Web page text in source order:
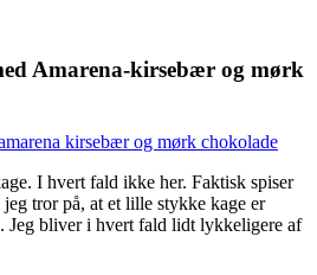
Amarena-kirsebær og mørk
I hvert fald ikke her. Faktisk spiser
tror på, at et lille stykke kage er
Jeg bliver i hvert fald lidt lykkeligere af